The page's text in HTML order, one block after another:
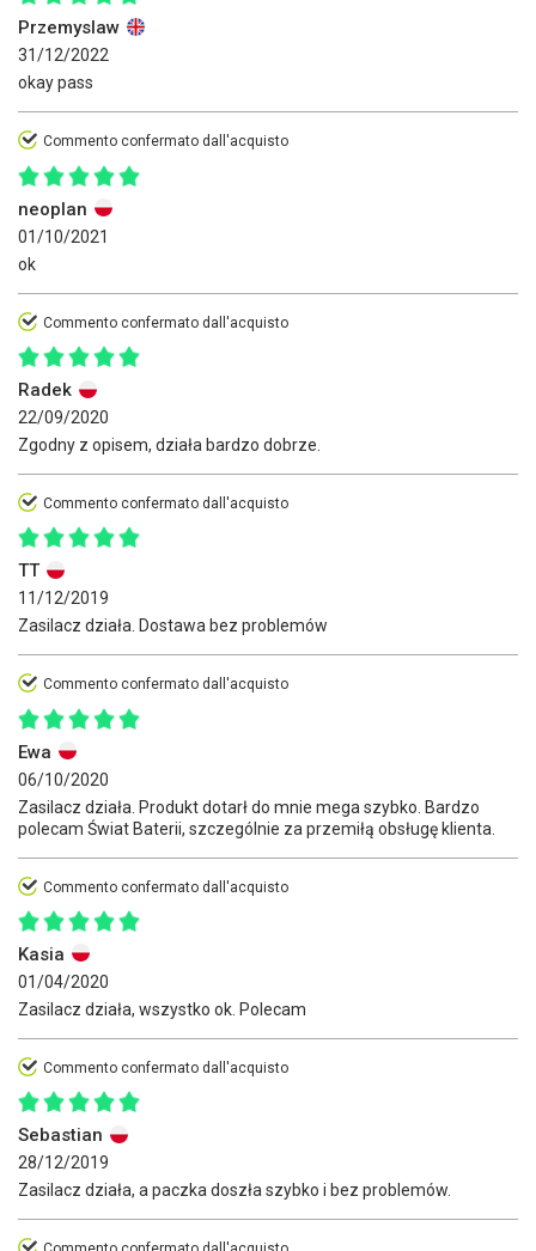
Przemyslaw
31/12/2022
okay pass
Commento confermato dall'acquisto
neoplan
01/10/2021
ok
Commento confermato dall'acquisto
Radek
22/09/2020
Zgodny z opisem, działa bardzo dobrze.
Commento confermato dall'acquisto
TT
11/12/2019
Zasilacz działa. Dostawa bez problemów
Commento confermato dall'acquisto
Ewa
06/10/2020
Zasilacz działa. Produkt dotarł do mnie mega szybko. Bardzo
polecam Świat Baterii, szczególnie za przemiłą obsługę klienta.
Commento confermato dall'acquisto
Kasia
01/04/2020
Zasilacz działa, wszystko ok. Polecam
Commento confermato dall'acquisto
Sebastian
28/12/2019
Zasilacz działa, a paczka doszła szybko i bez problemów.